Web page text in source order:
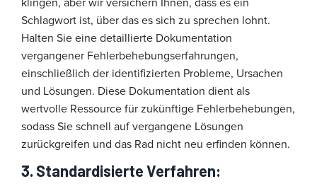
Schlagwort ist, über das es sich zu sprechen lohnt.
Halten Sie eine detaillierte Dokumentation
vergangener Fehlerbehebungserfahrungen,
einschließlich der identifizierten Probleme, Ursachen
und Lösungen. Diese Dokumentation dient als
wertvolle Ressource für zukünftige Fehlerbehebungen,
sodass Sie schnell auf vergangene Lösungen
zurückgreifen und das Rad nicht neu erfinden können.
3. Standardisierte Verfahren: